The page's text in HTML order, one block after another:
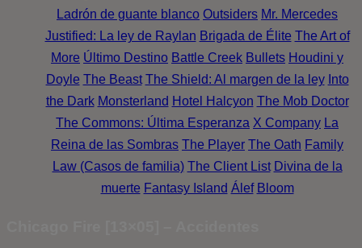
Ladrón de guante blanco Outsiders Mr. Mercedes
Justified: La ley de Raylan Brigada de Élite The Art of
More Último Destino Battle Creek Bullets Houdini y
Doyle The Beast The Shield: Al margen de la ley Into
the Dark Monsterland Hotel Halcyon The Mob Doctor
The Commons: Última Esperanza X Company La
Reina de las Sombras The Player The Oath Family
Law (Casos de familia) The Client List Divina de la
muerte Fantasy Island Álef Bloom